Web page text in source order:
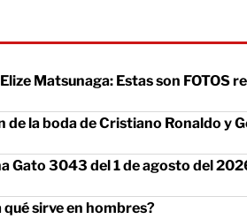
Matsunaga: Estas son FOTOS
de la boda de Cristiano Ronaldo y
Gato 3043 del 1 de agosto del
qué sirve en hombres?